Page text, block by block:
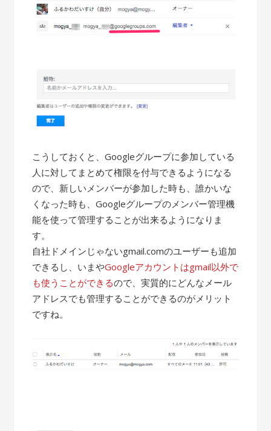
こうしておくと、Googleグループに参加している
人に対してまとめて権限を付与できるようになる
ので、新しいメンバーが参加した時も、誰かいな
くなった時も、Googleグループのメンバー管理機
能を使って管理することが出来るようになりま
す。
自社ドメインじゃないgmail.comのユーザーも追加
できるし、いまやGoogleアカウントはgmail以外で
も使うことができるので、実質的にどんなメール
アドレスでも管理することができるのがメリット
ですね。